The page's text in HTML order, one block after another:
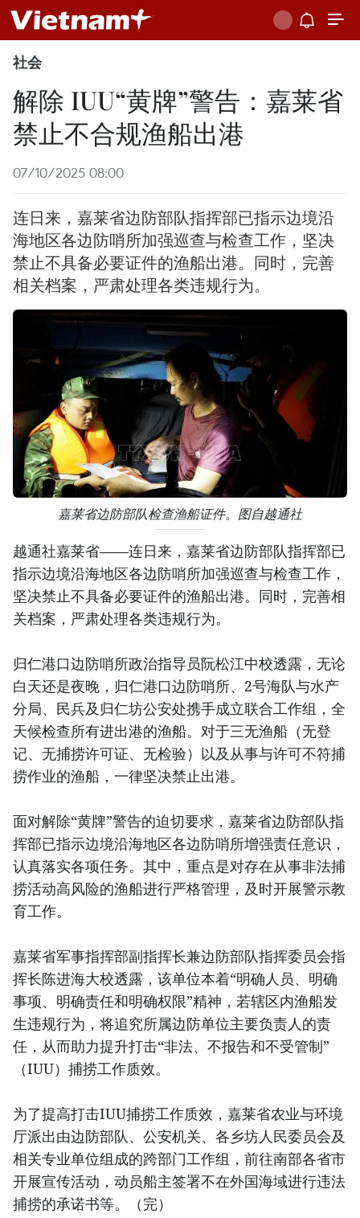
社会
解除 IUU“黄牌”警告：嘉莱省
禁止不合规渔船出港
07/10/2025 08:00
连日来，嘉莱省边防部队指挥部已指示边境沿
海地区各边防哨所加强巡查与检查工作，坚决
禁止不具备必要证件的渔船出港。同时，完善
相关档案，严肃处理各类违规行为。
嘉莱省边防部队检查渔船证件。图自越通社
越通社嘉莱省——连日来，嘉莱省边防部队指挥部已
指示边境沿海地区各边防哨所加强巡查与检查工作，
坚决禁止不具备必要证件的渔船出港。同时，完善相
关档案，严肃处理各类违规行为。
归仁港口边防哨所政治指导员阮松江中校透露，无论
白天还是夜晚，归仁港口边防哨所、2号海队与水产
分局、民兵及归仁坊公安处携手成立联合工作组，全
天候检查所有进出港的渔船。对于三无渔船（无登
记、无捕捞许可证、无检验）以及从事与许可不符捕
捞作业的渔船，一律坚决禁止出港。
面对解除“黄牌”警告的迫切要求，嘉莱省边防部队指
挥部已指示边境沿海地区各边防哨所增强责任意识，
认真落实各项任务。其中，重点是对存在从事非法捕
捞活动高风险的渔船进行严格管理，及时开展警示教
育工作。
嘉莱省军事指挥部副指挥长兼边防部队指挥委员会指
挥长陈进海大校透露，该单位本着“明确人员、明确
事项、明确责任和明确权限”精神，若辖区内渔船发
生违规行为，将追究所属边防单位主要负责人的责
任，从而助力提升打击“非法、不报告和不受管制”
（IUU）捕捞工作质效。
为了提高打击IUU捕捞工作质效，嘉莱省农业与环境
厅派出由边防部队、公安机关、各乡坊人民委员会及
相关专业单位组成的跨部门工作组，前往南部各省市
开展宣传活动，动员船主签署不在外国海域进行违法
捕捞的承诺书等。（完）